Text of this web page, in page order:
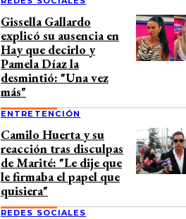
Gissella Gallardo
explicó su ausencia en
Hay que decirlo y
Pamela Díaz la
desmintió: "Una vez
más"
ENTRETENCIÓN
Camilo Huerta y su
reacción tras disculpas
de Marité: "Le dije que
le firmaba el papel que
quisiera"
REDES SOCIALES